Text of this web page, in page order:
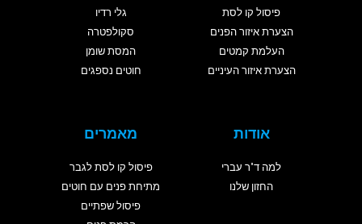
פיסול קו לסת
הצערת איזור הפנים
העלמת קמטים
הצערת איזור העיניים
גלי רדיו
סקולפטרה
המסת שומן
חוטים נספגים
אודות
למה ד"ר עברי
החזון שלנו
מאמרים
פיסול קו לסת לגבר
מתיחת פנים עם חוטים
פיסול שפתיים